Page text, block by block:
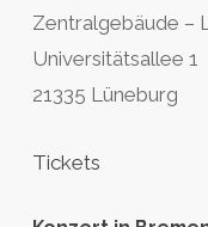
Zentralgebäude –
Universitätsallee 1
21335 Lüneburg
Tickets